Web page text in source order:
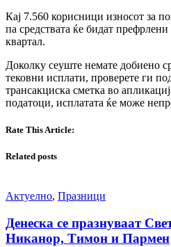
Кај 7.560 корисници износот за
па средствата ќе бидат
квартал.
Доколку сеуште немате добиено
тековни исплати, проверете ги
трансакциска сметка во
податоци, исплатата ќе може
Rate This Article:
Related posts
Актуелно, Празници
Денеска се празнуваат
Никанор, Тимон и Пармен